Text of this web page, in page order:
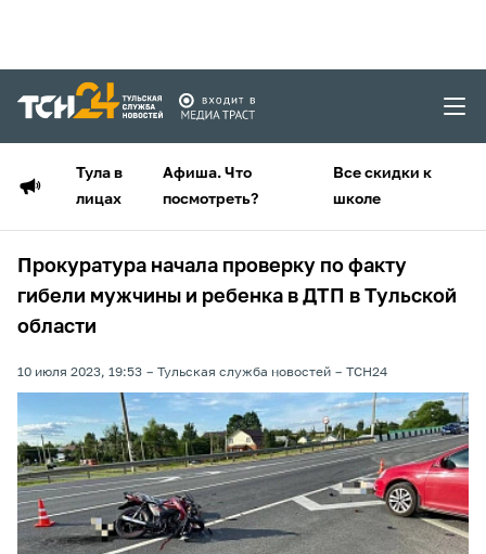
Тула в
лицах
Афиша. Что
посмотреть?
Все скидки к
школе
Прокуратура начала проверку по факту
гибели мужчины и ребенка в ДТП в Тульской
области
10 июля 2023, 19:53 Тульская служба новостей ТСН24